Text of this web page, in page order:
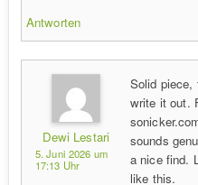
Antworten
Dewi Lestari
5. Juni 2026 um
17:13 Uhr
Solid piece,
write it out.
sounds
a nice find.
like this.